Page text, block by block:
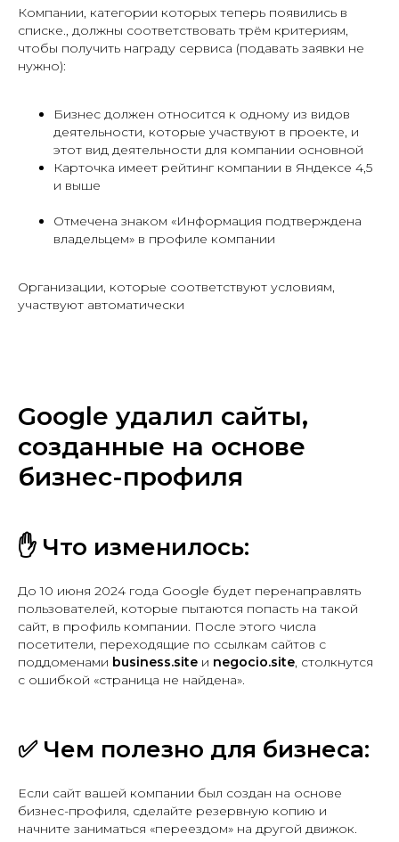
Компании, категории которых теперь появились в
списке., должны соответствовать трём критериям,
чтобы получить награду сервиса (подавать заявки не
нужно):
Бизнес должен относится к одному из видов
деятельности, которые участвуют в проекте, и
этот вид деятельности для компании основной
Карточка имеет рейтинг компании в Яндексе 4,5
и выше
Отмечена знаком «Информация подтверждена
владельцем» в профиле компании
Организации, которые соответствуют условиям,
участвуют автоматически
Google удалил сайты,
созданные на основе
бизнес-профиля
✋ Что изменилось:
До 10 июня 2024 года Google будет перенаправлять
пользователей, которые пытаются попасть на такой
сайт, в профиль компании. После этого числа
посетители, переходящие по ссылкам сайтов с
поддоменами business.site и negocio.site, столкнутся
с ошибкой «страница не найдена».
✅ Чем полезно для бизнеса:
Если сайт вашей компании был создан на основе
бизнес-профиля, сделайте резервную копию и
начните заниматься «переездом» на другой движок.